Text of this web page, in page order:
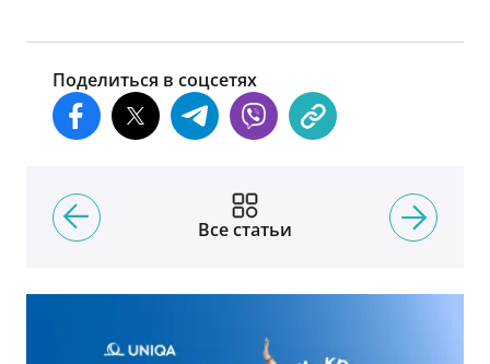
Поделиться в соцсетях
Все статьи